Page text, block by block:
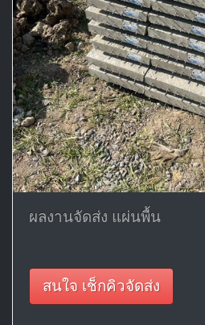
ผลงานจัดส่ง แผ่นพื้น
สนใจ เช็กคิวจัดส่ง